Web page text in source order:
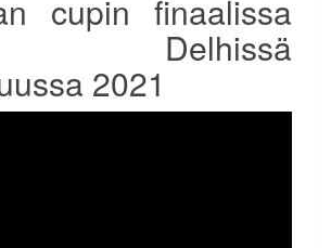
cupin finaalissa
Delhissä
2021